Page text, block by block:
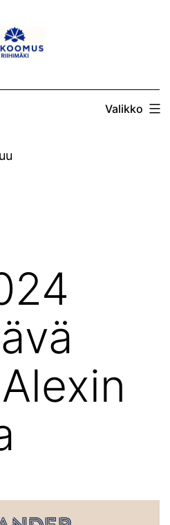
Valikko